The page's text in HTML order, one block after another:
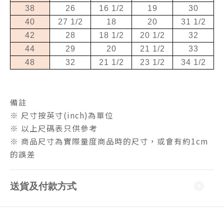
38
26 16 1/2 19
30
40
27 1/2 18 20
31 1/2
42
28 18 1/2 20 1/2
32
44
29 20 21 1/2
33
48
32 21 1/2 23 1/2 34 1/2
備註
※ 尺寸按英寸(inch)為單位
※ 以上尺碼表只供參考
※ 商品尺寸為實際量度商品時的尺寸，或會有約1cm
的誤差
送貨及付款方式